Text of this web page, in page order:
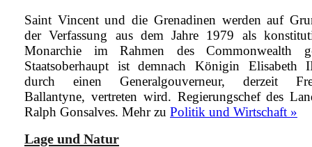
Saint Vincent und die Grenadinen werden auf
der Verfassung aus dem Jahre 1979 als
Monarchie im Rahmen des Commonwealth
Staatsoberhaupt ist demnach Königin Elisabeth
durch einen Generalgouverneur, derzeit
Ballantyne, vertreten wird. Regierungschef des
Ralph Gonsalves. Mehr zu Politik und Wirtschaft »
Lage und Natur